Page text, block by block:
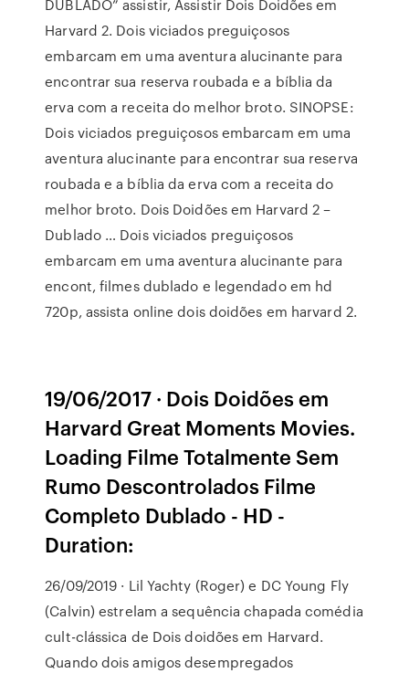
DUBLADO” assistir, Assistir Dois Doidões em
Harvard 2. Dois viciados preguiçosos
embarcam em uma aventura alucinante para
encontrar sua reserva roubada e a bíblia da
erva com a receita do melhor broto. SINOPSE:
Dois viciados preguiçosos embarcam em uma
aventura alucinante para encontrar sua reserva
roubada e a bíblia da erva com a receita do
melhor broto. Dois Doidões em Harvard 2 –
Dublado … Dois viciados preguiçosos
embarcam em uma aventura alucinante para
encont, filmes dublado e legendado em hd
720p, assista online dois doidões em harvard 2.
19/06/2017 · Dois Doidões em
Harvard Great Moments Movies.
Loading Filme Totalmente Sem
Rumo Descontrolados Filme
Completo Dublado - HD -
Duration:
26/09/2019 · Lil Yachty (Roger) e DC Young Fly
(Calvin) estrelam a sequência chapada comédia
cult-clássica de Dois doidões em Harvard.
Quando dois amigos desempregados